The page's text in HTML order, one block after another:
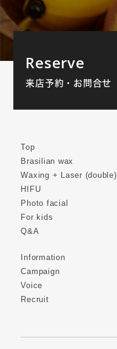
Reserve
来店予約・お問合せ
Top
Brasilian wax
Waxing + Laser (double)
HIFU
Photo facial
For kids
Q&A
Information
Campaign
Voice
Recruit